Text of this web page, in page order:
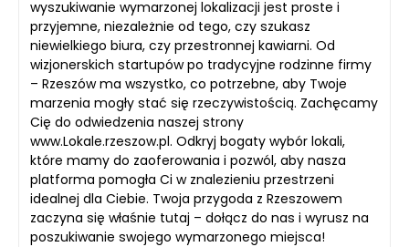
wyszukiwanie wymarzonej lokalizacji jest proste i
przyjemne, niezależnie od tego, czy szukasz
niewielkiego biura, czy przestronnej kawiarni. Od
wizjonerskich startupów po tradycyjne rodzinne firmy
– Rzeszów ma wszystko, co potrzebne, aby Twoje
marzenia mogły stać się rzeczywistością. Zachęcamy
Cię do odwiedzenia naszej strony
www.Lokale.rzeszow.pl. Odkryj bogaty wybór lokali,
które mamy do zaoferowania i pozwól, aby nasza
platforma pomogła Ci w znalezieniu przestrzeni
idealnej dla Ciebie. Twoja przygoda z Rzeszowem
zaczyna się właśnie tutaj – dołącz do nas i wyrusz na
poszukiwanie swojego wymarzonego miejsca!